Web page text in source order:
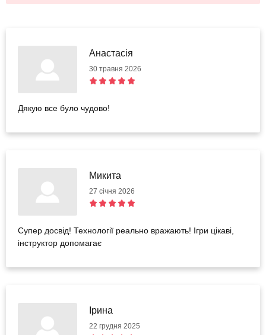
Анастасія
30 травня 2026
Дякую все було чудово!
Микита
27 січня 2026
Супер досвід! Технології реально вражають! Ігри цікаві,
інструктор допомагає
Ірина
22 грудня 2025